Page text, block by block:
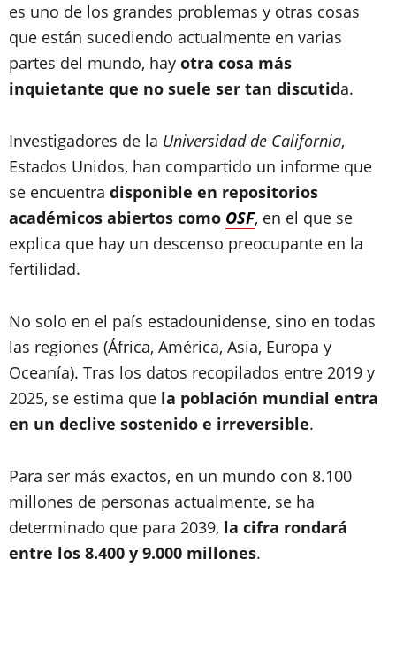
es uno de los grandes problemas y otras cosas
que están sucediendo actualmente en varias
partes del mundo, hay otra cosa más
inquietante que no suele ser tan discutida.
Investigadores de la Universidad de California,
Estados Unidos, han compartido un informe que
se encuentra disponible en repositorios
académicos abiertos como OSF, en el que se
explica que hay un descenso preocupante en la
fertilidad.
No solo en el país estadounidense, sino en todas
las regiones (África, América, Asia, Europa y
Oceanía). Tras los datos recopilados entre 2019 y
2025, se estima que la población mundial entra
en un declive sostenido e irreversible.
Para ser más exactos, en un mundo con 8.100
millones de personas actualmente, se ha
determinado que para 2039, la cifra rondará
entre los 8.400 y 9.000 millones.